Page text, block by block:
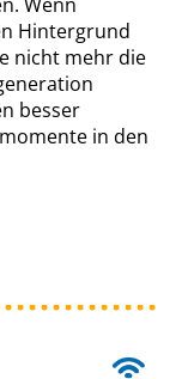
Hintergrund
nicht mehr die
besser
in den